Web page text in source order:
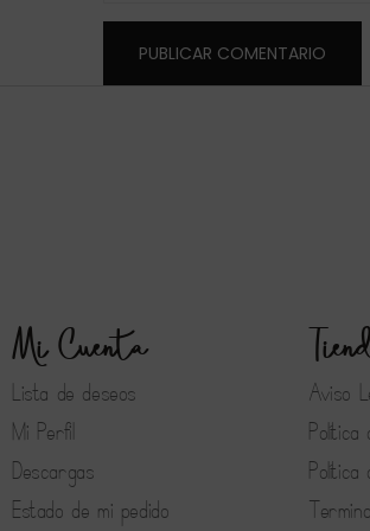
Mi Cuenta
Lista de deseos
Mi Perfil
Descargas
Estado de mi pedido
Aviso